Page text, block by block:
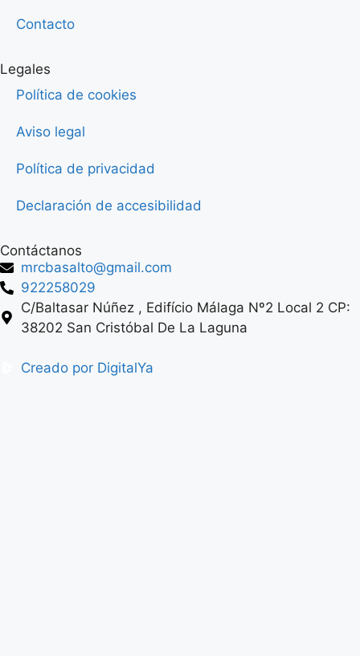
Contacto
Legales
Política de cookies
Aviso legal
Política de privacidad
Declaración de accesibilidad
Contáctanos
mrcbasalto@gmail.com
922258029
C/Baltasar Núñez , Edifício Málaga Nº2 Local 2 CP:
38202 San Cristóbal De La Laguna
Creado por DigitalYa